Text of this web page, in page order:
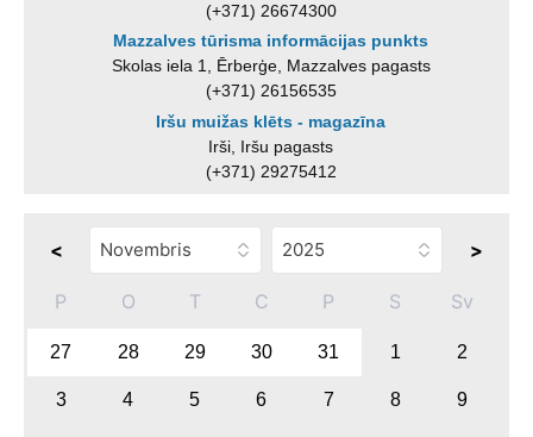
(+371) 26674300
Mazzalves tūrisma informācijas punkts
Skolas iela 1, Ērberģe, Mazzalves pagasts
(+371) 26156535
Iršu muižas klēts - magazīna
Irši, Iršu pagasts
(+371) 29275412
< >
P O T C P S Sv
27 28 29 30 31 1 2
3 4 5 6 7 8 9